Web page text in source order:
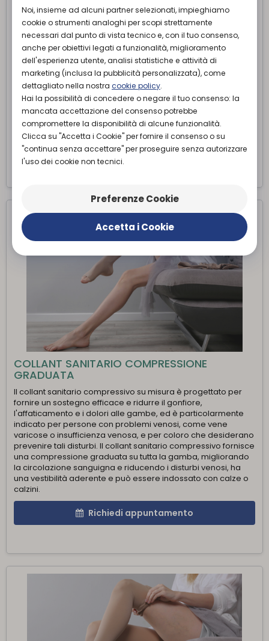
GRADUATA
Il collant autoreggente compressivo su misura è
caratterizzato da una forma aderente che copre l'intera
gamba e si mantiene saldamente in posizione grazie alla
fascia elastica. Questo capo offre una compressione
graduata che stimola la circolazione sanguigna, riduce il
gonfiore e previene la formazione di varici. Il collant
autoreggente compressivo su misura è ideale per chi cerca
un effetto snellente e un miglioramento dell'estetica delle
gambe, offrendo allo stesso tempo benefici per la salute
vascolare e il benessere generale.
Richiedi appuntamento
COLLANT SANITARIO COMPRESSIONE
GRADUATA
Il collant sanitario compressivo su misura è progettato per
fornire un sostegno efficace e ridurre il gonfiore,
l'affaticamento e i dolori alle gambe, ed è particolarmente
indicato per persone con problemi venosi, come vene
varicose o insufficienza venosa, e per coloro che desiderano
prevenire tali disturbi. Il collant sanitario compressivo fornisce
una compressione graduata su tutta la gamba, migliorando
la circolazione sanguigna e riducendo i disturbi venosi, ha
una vestibilità aderente e può essere indossato con calze o
calzini.
Richiedi appuntamento
Noi, insieme ad alcuni partner selezionati, impieghiamo
cookie o strumenti analoghi per scopi strettamente
necessari dal punto di vista tecnico e, con il tuo consenso,
anche per obiettivi legati a funzionalità, miglioramento
dell'esperienza utente, analisi statistiche e attività di
marketing (inclusa la pubblicità personalizzata), come
dettagliato nella nostra cookie policy.
Hai la possibilità di concedere o negare il tuo consenso: la
mancata accettazione del consenso potrebbe
compromettere la disponibilità di alcune funzionalità.
Clicca su "Accetta i Cookie" per fornire il consenso o su
"continua senza accettare" per proseguire senza autorizzare
l'uso dei cookie non tecnici.
Preferenze Cookie
Accetta i Cookie